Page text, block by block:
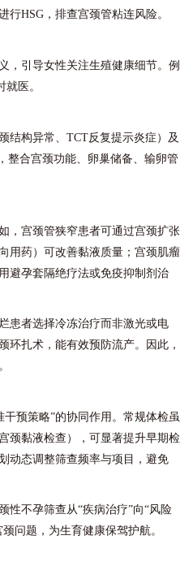
HSG，排查宫颈管粘连风险。
，引导女性关注生殖健康细节。例
医。
结构异常、TCT反复提示炎症）及
整合宫颈功能、卵巢储备、输卵管
，宫颈管狭窄患者可通过宫颈扩张
用药）可改善黏液质量；宫颈肌瘤
避孕套隔绝疗法或免疫抑制剂治
患者选择冷冻治疗而非激光或电
环扎术，能有效预防流产。因此，
预策略”的协同作用。常规体检虽
颈黏液检查），可显著提升早期检
动态调整筛查频率与项目，避免
性不孕筛查从“疾病治疗”向“风险
问题，为生育健康保驾护航。